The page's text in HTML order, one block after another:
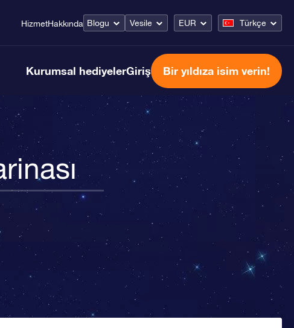
HizmetHakkında Blogu Vesile EUR Türkçe
Kurumsal hediyelerGiriş Bir yıldıza isim verin!